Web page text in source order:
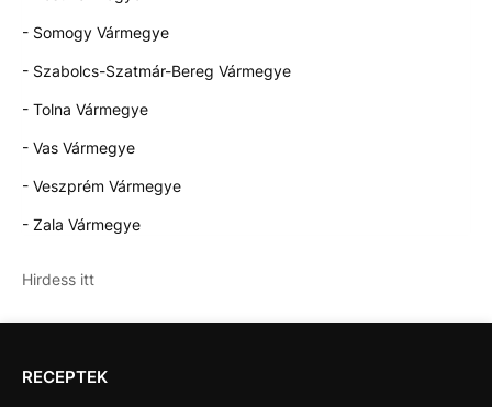
- Somogy Vármegye
- Szabolcs-Szatmár-Bereg Vármegye
- Tolna Vármegye
- Vas Vármegye
- Veszprém Vármegye
- Zala Vármegye
Hirdess itt
RECEPTEK